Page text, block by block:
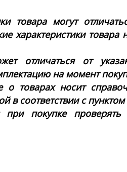
товара могут
характеристики
отличаться от
на момент
о товарах носит
в соответствии с
при покупке